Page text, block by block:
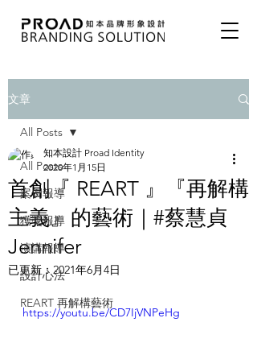
文章
All Posts
案例報導
獲獎報導
演講報導
設計心法
REART 再解構藝術
All Posts
首創『 REART 』『再解構
主義』的藝術｜#蔡慧貞
Jennifer
知本設計 Proad Identity
2020年1月15日
已更新： 2021年6月4日
https://youtu.be/CD7IjVNPeHg